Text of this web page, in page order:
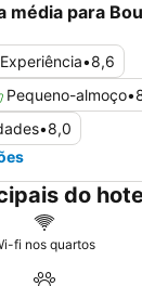
média para
Experiência•8,6
Pequeno-almoço•
•8,0
do
fi nos quartos